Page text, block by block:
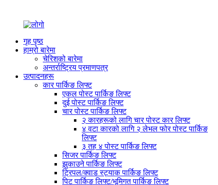
गृह पृष्ठ
हाम्रो बारेमा
चेरिशको बारेमा
अन्तर्राष्ट्रिय प्रमाणपत्र
उत्पादनहरू
कार पार्किङ लिफ्ट
एकल पोस्ट पार्किङ लिफ्ट
दुई पोस्ट पार्किङ लिफ्ट
चार पोस्ट पार्किङ लिफ्ट
२ कारहरूको लागि चार पोस्ट कार लिफ्ट
४ वटा कारको लागि २ लेभल फोर पोस्ट पार्किङ
लिफ्ट
३ तह ४ पोस्ट पार्किङ लिफ्ट
सिजर पार्किङ लिफ्ट
झुकाउने पार्किङ लिफ्ट
ट्रिपल/क्वाड स्ट्याक पार्किङ लिफ्ट
पिट पार्किङ लिफ्ट/भूमिगत पार्किङ लिफ्ट